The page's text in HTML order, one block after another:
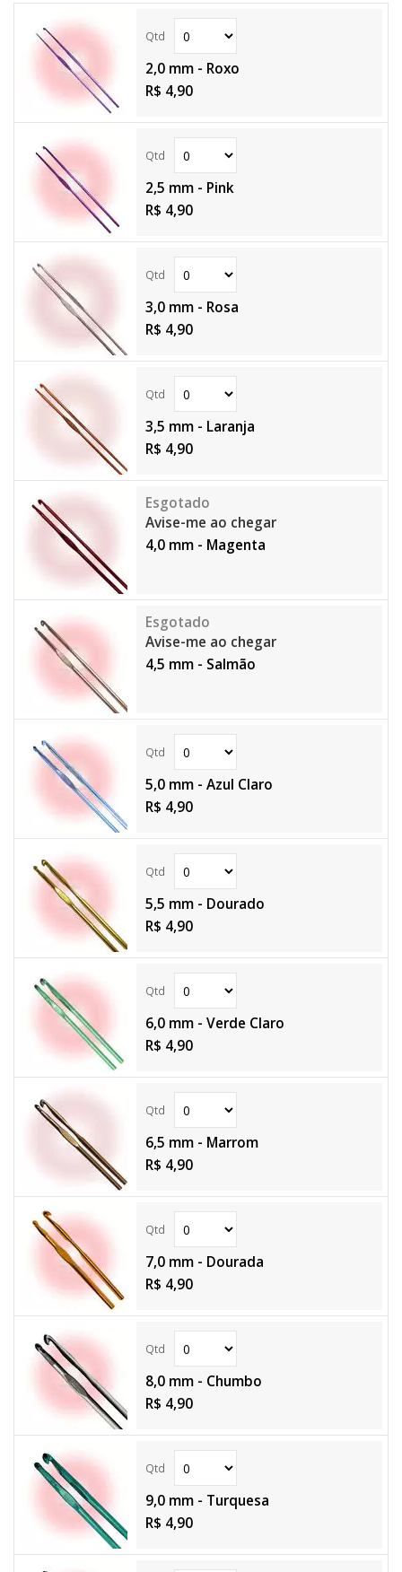
2,0 mm - Roxo
R$ 4,90
2,5 mm - Pink
R$ 4,90
3,0 mm - Rosa
R$ 4,90
3,5 mm - Laranja
R$ 4,90
Avise-me ao chegar
4,0 mm - Magenta
Avise-me ao chegar
4,5 mm - Salmão
5,0 mm - Azul Claro
R$ 4,90
5,5 mm - Dourado
R$ 4,90
6,0 mm - Verde Claro
R$ 4,90
6,5 mm - Marrom
R$ 4,90
7,0 mm - Dourada
R$ 4,90
8,0 mm - Chumbo
R$ 4,90
9,0 mm - Turquesa
R$ 4,90